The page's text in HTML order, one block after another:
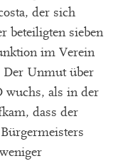
der sich
beteiligten sieben
im Verein
Der Unmut über
wuchs, als in der
dass der